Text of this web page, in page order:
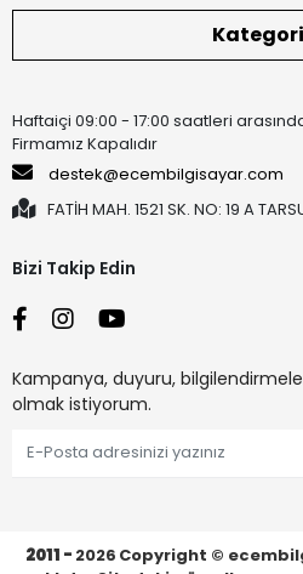
Haftaiçi 09:00 - 17:00 saatleri
Firmamız Kapalıdır
destek@ecembilgisayar.com
FATİH MAH. 1521 SK. NO: 19 A
Bizi Takip Edin
Kampanya, duyuru,
olmak istiyorum.
2011 - 2026 Copyright ©